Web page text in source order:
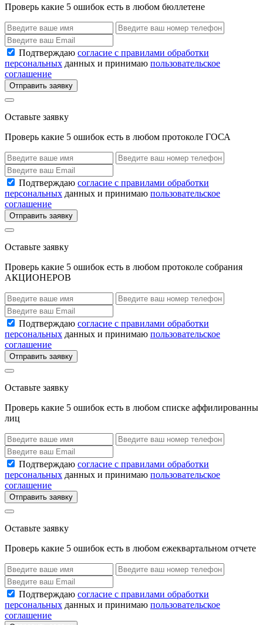
Проверь какие 5 ошибок есть в любом бюллетене
Подтверждаю согласие с правилами обработки
персональных данных и принимаю пользовательское
соглашение
Отправить заявку
Оставьте заявку
Проверь какие 5 ошибок есть в любом протоколе ГОСА
Подтверждаю согласие с правилами обработки
персональных данных и принимаю пользовательское
соглашение
Отправить заявку
Оставьте заявку
Проверь какие 5 ошибок есть в любом протоколе собрания
АКЦИОНЕРОВ
Подтверждаю согласие с правилами обработки
персональных данных и принимаю пользовательское
соглашение
Отправить заявку
Оставьте заявку
Проверь какие 5 ошибок есть в любом списке аффилированны
лиц
Подтверждаю согласие с правилами обработки
персональных данных и принимаю пользовательское
соглашение
Отправить заявку
Оставьте заявку
Проверь какие 5 ошибок есть в любом ежеквартальном отчете
Подтверждаю согласие с правилами обработки
персональных данных и принимаю пользовательское
соглашение